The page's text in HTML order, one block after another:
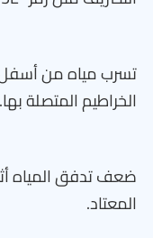
تسرب مياه من أسفل
الخراطيم المتصلة بها.
ضعف تدفق المياه
المعتاد.